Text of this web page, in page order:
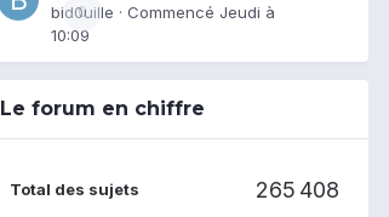
0
bid0uille · Commencé Jeudi à
10:09
Le forum en chiffre
Total des sujets 265 408